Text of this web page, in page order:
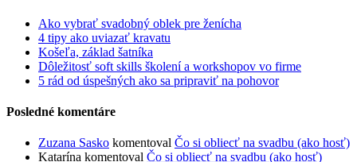
Ako vybrať svadobný oblek pre ženícha
4 tipy ako uviazať kravatu
Košeľa, základ šatníka
Dôležitosť soft skills školení a workshopov vo firme
5 rád od úspešných ako sa pripraviť na pohovor
Posledné komentáre
Zuzana Sasko komentoval Čo si obliecť na svadbu (ako hosť)
Katarína komentoval Čo si obliecť na svadbu (ako hosť)